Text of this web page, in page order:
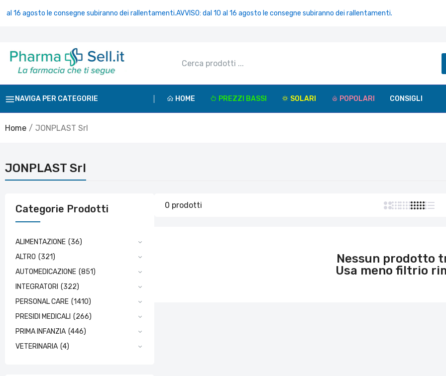
16 agosto le consegne subiranno dei rallentamenti.AVVISO: dal 10 al 16 agosto le consegne subiranno dei rallentamenti.
NAVIGA PER CATEGORIE HOME PREZZI BASSI SOLARI POPOLARI CONSIGLI
Home JONPLAST Srl
JONPLAST Srl
Categorie Prodotti
ALIMENTAZIONE (36)
ALTRO (321)
AUTOMEDICAZIONE (851)
INTEGRATORI (322)
PERSONAL CARE (1410)
PRESIDI MEDICALI (266)
PRIMA INFANZIA (446)
VETERINARIA (4)
0 prodotti
Nessun prodotto
Usa meno filtrio